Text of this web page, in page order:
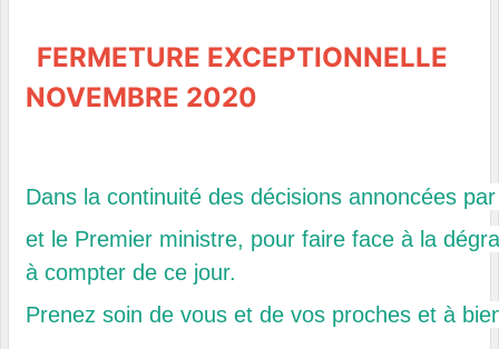
FERMETURE EXCEPTIONNELLE
NOVEMBRE 2020
Dans la continuité des décisions annoncées
et le Premier ministre, pour faire face à la
à compter de ce jour.
Prenez soin de vous et de vos proches et à